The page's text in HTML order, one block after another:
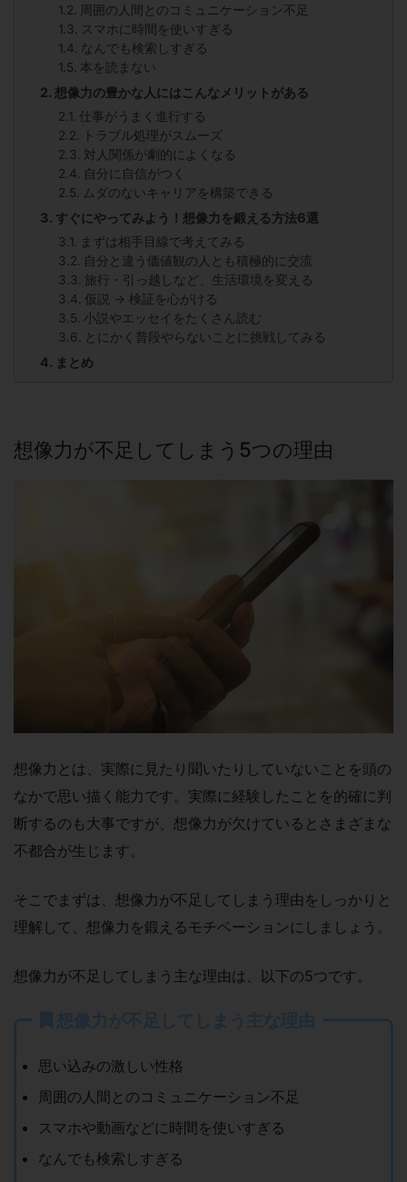
周囲の人間とのコミュニケーション不足
スマホに時間を使いすぎる
なんでも検索しすぎる
本を読まない
想像力の豊かな人にはこんなメリットがある
仕事がうまく進行する
トラブル処理がスムーズ
対人関係が劇的によくなる
自分に自信がつく
ムダのないキャリアを構築できる
すぐにやってみよう！想像力を鍛える方法6選
まずは相手目線で考えてみる
自分と違う価値観の人とも積極的に交流
旅行・引っ越しなど、生活環境を変える
仮説 → 検証を心がける
小説やエッセイをたくさん読む
とにかく普段やらないことに挑戦してみる
まとめ
想像力が不足してしまう5つの理由
想像力とは、実際に見たり聞いたりしていないことを頭の
なかで思い描く能力です。実際に経験したことを的確に判
断するのも大事ですが、想像力が欠けているとさまざまな
不都合が生じます。
そこでまずは、想像力が不足してしまう理由をしっかりと
理解して、想像力を鍛えるモチベーションにしましょう。
想像力が不足してしまう主な理由は、以下の5つです。
思い込みの激しい性格
周囲の人間とのコミュニケーション不足
スマホや動画などに時間を使いすぎる
なんでも検索しすぎる